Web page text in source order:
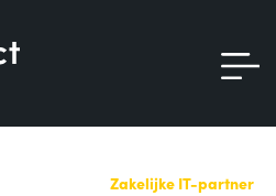
Zakelijke IT-partner